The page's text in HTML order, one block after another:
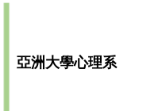
亞洲大學心理系